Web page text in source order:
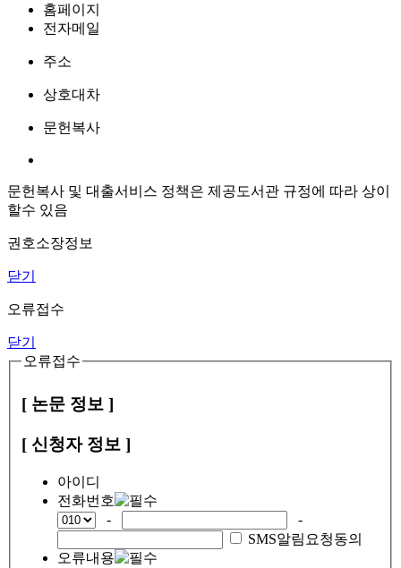
홈페이지
전자메일
주소
상호대차
문헌복사
문헌복사 및 대출서비스 정책은 제공도서관 규정에 따라 상이
할수 있음
권호소장정보
닫기
오류접수
닫기
오류접수
[ 논문 정보 ]
[ 신청자 정보 ]
아이디
전화번호
-
-
SMS알림요청동의
오류내용